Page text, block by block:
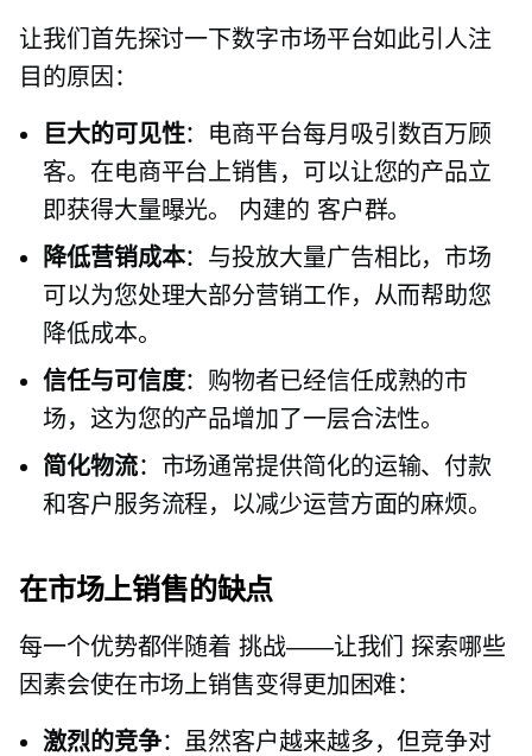
让我们首先探讨一下数字市场平台如此引人注
目的原因：
巨大的可见性：电商平台每月吸引数百万顾
客。在电商平台上销售，可以让您的产品立
即获得大量曝光。 内建的 客户群。
降低营销成本：与投放大量广告相比，市场
可以为您处理大部分营销工作，从而帮助您
降低成本。
信任与可信度：购物者已经信任成熟的市
场，这为您的产品增加了一层合法性。
简化物流：市场通常提供简化的运输、付款
和客户服务流程，以减少运营方面的麻烦。
在市场上销售的缺点
每一个优势都伴随着 挑战——让我们
探索哪些
因素会使在市场上销售变得更加困难：
激烈的竞争：虽然客户越来越多，但竞争对